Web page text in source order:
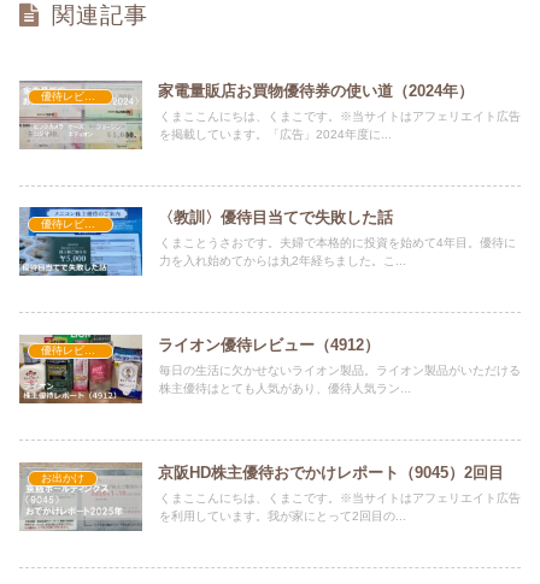
関連記事
家電量販店お買物優待券の使い道（2024年）
くまここんにちは、くまこです。※当サイトはアフェリエイト広告
を掲載しています。「広告」2024年度に...
〈教訓〉優待目当てで失敗した話
くまことうさおです。夫婦で本格的に投資を始めて4年目。優待に
力を入れ始めてからは丸2年経ちました。こ...
優待レビュー ライオン優待レビュー（4912）
毎日の生活に欠かせないライオン製品。ライオン製品がいただける
株主優待はとても人気があり、優待人気ラン...
お出かけ 京阪HD株主優待おでかけレポート（9045）2回目
くまここんにちは、くまこです。※当サイトはアフェリエイト広告
を利用しています。我が家にとって2回目の...